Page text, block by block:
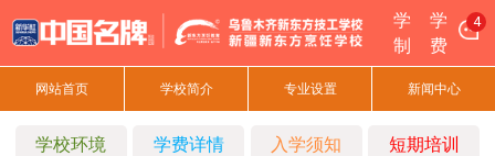
学
制
学
费
4
网站首页 学校简介 专业设置 新闻中心
学校环境 学费详情 入学须知 短期培训